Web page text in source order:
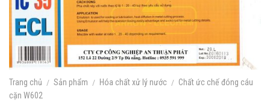
Trang chủ / Sản phẩm / Hóa chất xử lý nước / Chất ức chế đóng cáu
cặn W602